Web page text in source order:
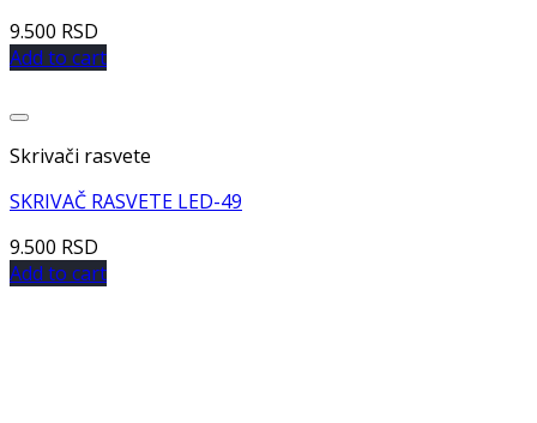
9.500 RSD
Add to cart
Skrivači rasvete
SKRIVAČ RASVETE LED-49
9.500 RSD
Add to cart